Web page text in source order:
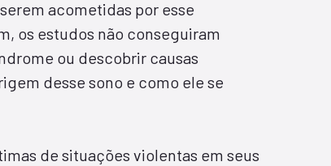
acometidas por esse
os estudos não conseguiram
ou descobrir causas
desse sono e como ele se
de situações violentas em seus